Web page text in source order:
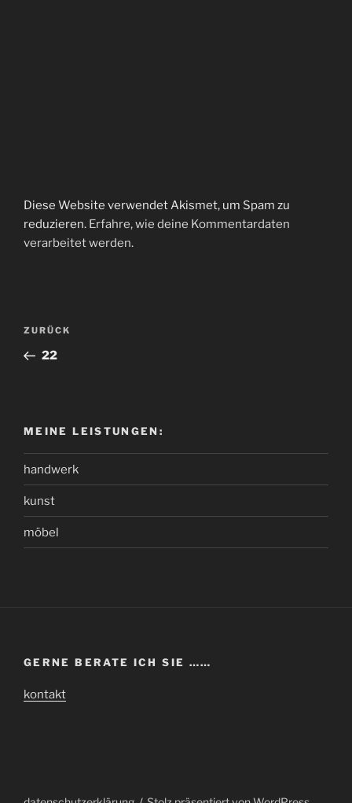
Diese Website verwendet Akismet, um Spam zu
reduzieren. Erfahre, wie deine Kommentardaten
verarbeitet werden.
Beitragsnavigation
Vorheriger
Beitrag
ZURÜCK
22
MEINE LEISTUNGEN:
handwerk
kunst
möbel
GERNE BERATE ICH SIE ……
kontakt